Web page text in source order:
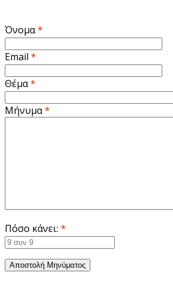
Όνομα*
Email *
Θέμα*
Μήνυμα*
Πόσο κάνει: *
Αποστολή Μηνύματος